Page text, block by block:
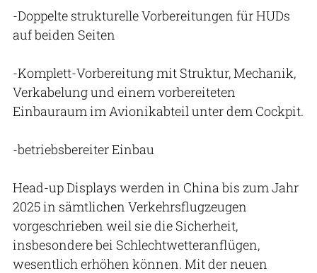
-Doppelte strukturelle Vorbereitungen für HUDs
auf beiden Seiten
-Komplett-Vorbereitung mit Struktur, Mechanik,
Verkabelung und einem vorbereiteten
Einbauraum im Avionikabteil unter dem Cockpit.
-betriebsbereiter Einbau
Head-up Displays werden in China bis zum Jahr
2025 in sämtlichen Verkehrsflugzeugen
vorgeschrieben weil sie die Sicherheit,
insbesondere bei Schlechtwetteranflügen,
wesentlich erhöhen können. Mit der neuen